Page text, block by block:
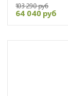
103 290 руб
64 040 руб